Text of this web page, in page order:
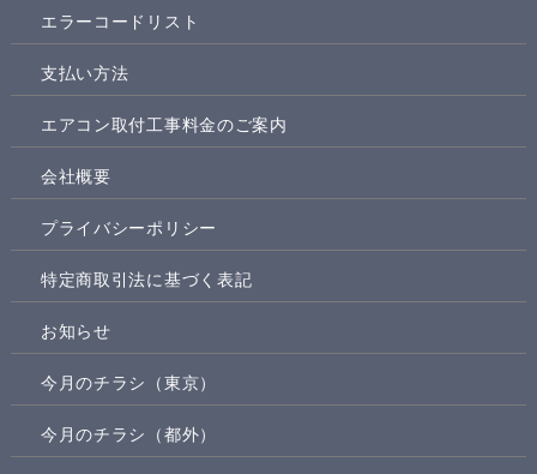
エラーコードリスト
支払い方法
エアコン取付工事料金のご案内
会社概要
プライバシーポリシー
特定商取引法に基づく表記
お知らせ
今月のチラシ（東京）
今月のチラシ（都外）